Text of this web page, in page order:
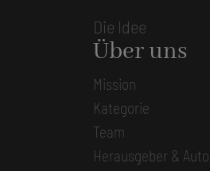
Die Idee
Über uns
Mission
Kategorie
Team
Herausgeber &